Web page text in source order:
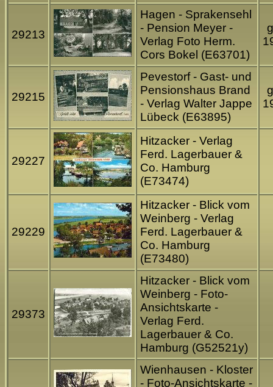
29213
Hagen - Sprakensehl
- Pension Meyer -
Verlag Foto Herm.
Cors Bokel (E63701)
29215
Pevestorf - Gast- und
Pensionshaus Brand
- Verlag Walter Jappe
Lübeck (E63895)
29227
Hitzacker - Verlag
Ferd. Lagerbauer &
Co. Hamburg
(E73474)
29229
Hitzacker - Blick vom
Weinberg - Verlag
Ferd. Lagerbauer &
Co. Hamburg
(E73480)
29373
Hitzacker - Blick vom
Weinberg - Foto-
Ansichtskarte -
Verlag Ferd.
Lagerbauer & Co.
Hamburg (G52521y)
Wienhausen - Kloster
- Foto-Ansichtskarte -